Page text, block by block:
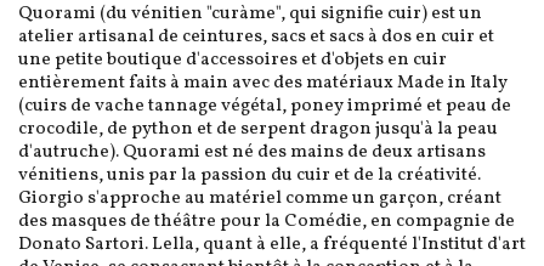
Quorami (du vénitien "curàme", qui signifie cuir) est un
atelier artisanal de ceintures, sacs et sacs à dos en cuir et
une petite boutique d'accessoires et d'objets en cuir
entièrement faits à main avec des matériaux Made in Italy
(cuirs de vache tannage végétal, poney imprimé et peau de
crocodile, de python et de serpent dragon jusqu'à la peau
d'autruche). Quorami est né des mains de deux artisans
vénitiens, unis par la passion du cuir et de la créativité.
Giorgio s'approche au matériel comme un garçon, créant
des masques de théâtre pour la Comédie, en compagnie de
Donato Sartori. Lella, quant à elle, a fréquenté l'Institut d'art